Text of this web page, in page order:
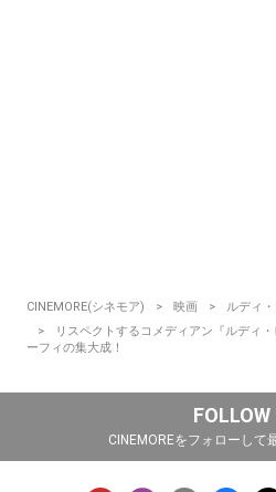
CINEMORE(シネモア) 映画
ルディ
リスペクトするコメディアン『ルディ
ーフィの集大成！
FOLLOW
CINEMOREをフォローして